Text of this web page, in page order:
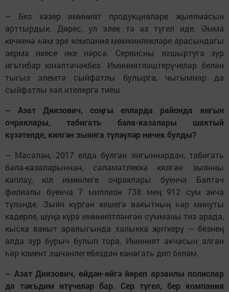
– Без хәзер иминият продукцияләре җыелмасын
арттырдык. Дөрес, ул элек тә аз түгел иде. Әмма
кечкенә һәм эре компания мөмкинлекләре арасындагы
аерма икесе ике нәрсә. Сервисны яхшыртуга зур
игътибар юнәлтәчәкбез. Иминиятләштерүчеләр белән
тыгыз элемтә сыйфатлы булырга, чыгымнар да
сыйфатлы хәл ителергә тиеш.
– Азат Диязович, соңгы елларда районда янгын
очраклары, табигать бәла-казалары шактый
күзәтелде, килгән зыянга түләүләр ничек булды?
– Мәсәлән, 2017 елда булган янгыннардан, табигать
бәла-казаларыннан, сәламәтлеккә килгән зыянны
каплау, юл иминлеге очраклары буенча Балтач
филиалы буенча 7 миллион 738 мең 912 сум акча
түләнде. Зыян күргән кешегә вакытның һәр минуты
кадерле, шуңа күрә иминиятләнгән сумманы тиз арада,
кыска вакыт аралыгында халыкка җиткерү – безнең
алда зур бурыч булып тора. Иминият акчасын алган
һәр клиент эшчәнлегебездән канәгать дип беләм.
– Азат Диязович, өйдән-өйгә йөреп арзанлы полислар
да тәкъдим итүчеләр бар. Сер түгел, бер компания